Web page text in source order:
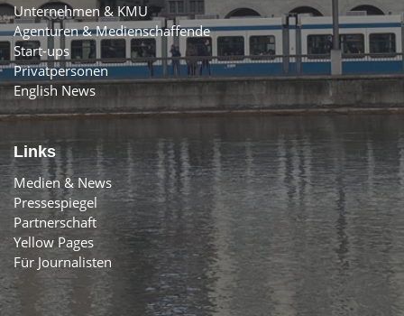
Unternehmen & KMU
Agenturen & Medienschaffende
Start-ups
Privatpersonen
English News
Links
Medien & News
Pressespiegel
Partnerschaft
Yellow Pages
Für Journalisten